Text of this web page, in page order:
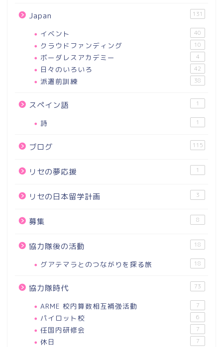
Japan 131
イベント 40
クラウドファンディング 10
ボーダレスアカデミー 4
日々のいろいろ 42
派遣前訓練 38
スペイン語 1
詩 1
ブログ 115
リセの夢応援 1
リセの日本留学計画 3
募集 8
協力隊後の活動 18
グアテマラとのつながりを探る旅 18
協力隊時代 73
ARME 校内算数相互補強活動 7
パイロット校 6
任国内研修会 7
休日 7